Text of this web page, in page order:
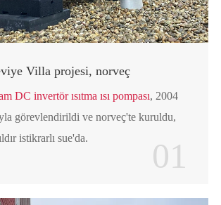
Villa projesi, norveç
DC invertör ısıtma ısı pompası, 2004
görevlendirildi ve norveç'te kuruldu,
istikrarlı sue'da.
01